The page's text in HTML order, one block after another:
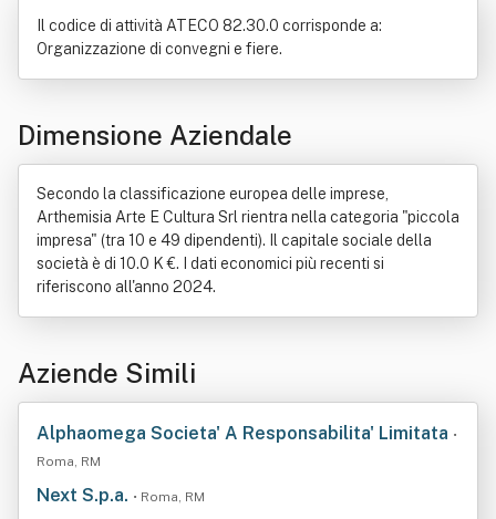
Il codice di attività ATECO 82.30.0 corrisponde a:
Organizzazione di convegni e fiere.
Dimensione Aziendale
Secondo la classificazione europea delle imprese,
Arthemisia Arte E Cultura Srl rientra nella categoria "piccola
impresa" (tra 10 e 49 dipendenti). Il capitale sociale della
società è di 10.0 K €. I dati economici più recenti si
riferiscono all'anno 2024.
Aziende Simili
Alphaomega Societa' A Responsabilita' Limitata •
Roma, RM
Next S.p.a. • Roma, RM